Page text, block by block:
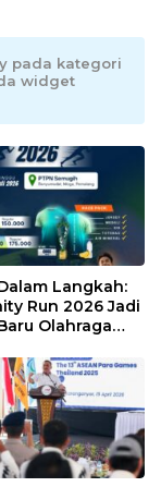
pada kategori
widget
Langkah:
Run 2026 Jadi
Olahraga